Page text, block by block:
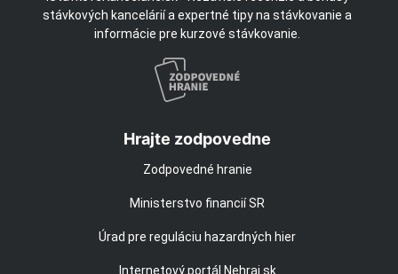
stávkových kancelárií a expertné tipy na stávkovanie a
informácie pre kurzové stávkovanie.
Hrajte zodpovedne
Zodpovedné hranie
Ministerstvo financií SR
Úrad pre reguláciu hazardných hier
Internetový portál Nehraj.sk